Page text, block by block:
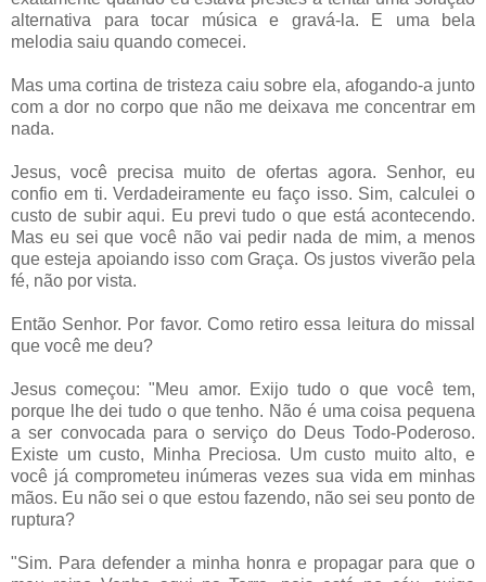
alternativa para tocar música e gravá-la. E uma bela
melodia saiu quando comecei.
Mas uma cortina de tristeza caiu sobre ela, afogando-a junto
com a dor no corpo que não me deixava me concentrar em
nada.
Jesus, você precisa muito de ofertas agora. Senhor, eu
confio em ti. Verdadeiramente eu faço isso. Sim, calculei o
custo de subir aqui. Eu previ tudo o que está acontecendo.
Mas eu sei que você não vai pedir nada de mim, a menos
que esteja apoiando isso com Graça. Os justos viverão pela
fé, não por vista.
Então Senhor. Por favor. Como retiro essa leitura do missal
que você me deu?
Jesus começou: "Meu amor. Exijo tudo o que você tem,
porque lhe dei tudo o que tenho. Não é uma coisa pequena
a ser convocada para o serviço do Deus Todo-Poderoso.
Existe um custo, Minha Preciosa. Um custo muito alto, e
você já comprometeu inúmeras vezes sua vida em minhas
mãos. Eu não sei o que estou fazendo, não sei seu ponto de
ruptura?
"Sim. Para defender a minha honra e propagar para que o